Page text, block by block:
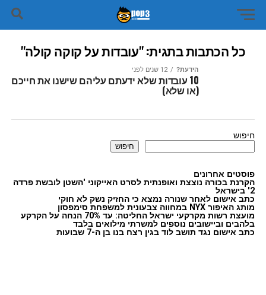
כל הכתבות בתגית: "עובדות על קוקה קולה"
הידעת? 12 שנים לפני
10 עובדות שלא ידעתם עליהם שישנו את חייכם
(או שלא)
חיפוש
חיפוש
פוסטים אחרונים
הקרנת בכורה נוצצת ואופנתית לסרט האייקוני 'השטן לובשת פרדה
2' בישראל
כתב אישום לאחר שנורה נמצא כי החזיק נשק לא חוקי
מותג האיפור NYX במחווה צבעונית למשפחת סימפסון
מועצת רשות מקרקעי ישראל החליטה: עד 70% הנחה על הקרקע
בלהבים וביישובים נוספים למשרתי מילואים בלבד
כתב אישום נגד תושב לוד בגין רצח בנו בן ה-7 שבועות